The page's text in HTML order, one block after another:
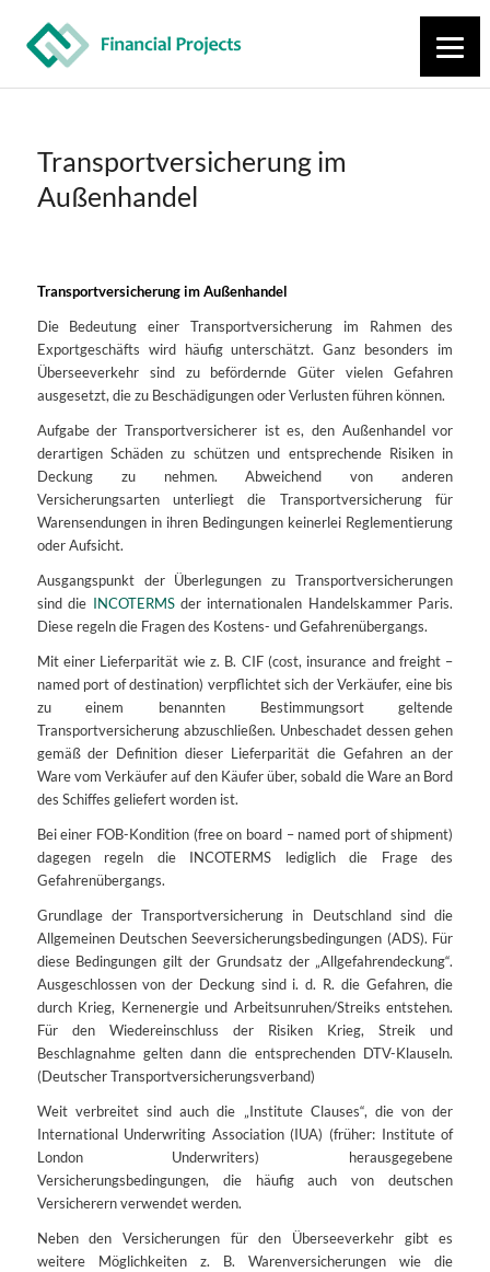
Transportversicherung im
Außenhandel
Transportversicherung im Außenhandel
Die Bedeutung einer Transportversicherung im Rahmen des
Exportgeschäfts wird häufig unterschätzt. Ganz besonders im
Überseeverkehr sind zu befördernde Güter vielen Gefahren
ausgesetzt, die zu Beschädigungen oder Verlusten führen können.
Aufgabe der Transportversicherer ist es, den Außenhandel vor
derartigen Schäden zu schützen und entsprechende Risiken in
Deckung zu nehmen. Abweichend von anderen
Versicherungsarten unterliegt die Transportversicherung für
Warensendungen in ihren Bedingungen keinerlei Reglementierung
oder Aufsicht.
Ausgangspunkt der Überlegungen zu Transportversicherungen
sind die INCOTERMSder internationalen Handelskammer Paris.
Diese regeln die Fragen des Kostens- und Gefahrenübergangs.
Mit einer Lieferparität wie z. B. CIF (cost, insurance and freight –
named port of destination) verpflichtet sich der Verkäufer, eine bis
zu einem benannten Bestimmungsort geltende
Transportversicherung abzuschließen. Unbeschadet dessen gehen
gemäß der Definition dieser Lieferparität die Gefahren an der
Ware vom Verkäufer auf den Käufer über, sobald die Ware an Bord
des Schiffes geliefert worden ist.
Bei einer FOB-Kondition (free on board – named port of shipment)
dagegen regeln die INCOTERMS lediglich die Frage des
Gefahrenübergangs.
Grundlage der Transportversicherung in Deutschland sind die
Allgemeinen Deutschen Seeversicherungsbedingungen (ADS). Für
diese Bedingungen gilt der Grundsatz der „Allgefahrendeckung“.
Ausgeschlossen von der Deckung sind i. d. R. die Gefahren, die
durch Krieg, Kernenergie und Arbeitsunruhen/Streiks entstehen.
Für den Wiedereinschluss der Risiken Krieg, Streik und
Beschlagnahme gelten dann die entsprechenden DTV-Klauseln.
(Deutscher Transportversicherungsverband)
Weit verbreitet sind auch die „Institute Clauses“, die von der
International Underwriting Association (IUA) (früher: Institute of
London Underwriters) herausgegebene
Versicherungsbedingungen, die häufig auch von deutschen
Versicherern verwendet werden.
Neben den Versicherungen für den Überseeverkehr gibt es
weitere Möglichkeiten z. B. Warenversicherungen wie die